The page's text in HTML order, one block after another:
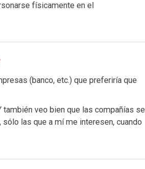
físicamente en el
(banco, etc.) que preferiría que
también veo bien que las compañías se
las que a mí me interesen, cuando